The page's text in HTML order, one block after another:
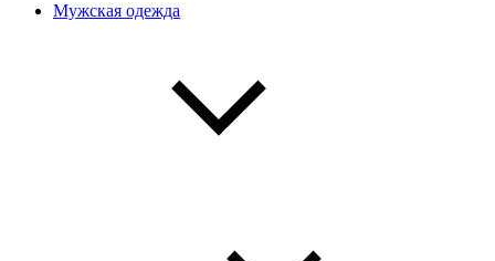
Мужская одежда